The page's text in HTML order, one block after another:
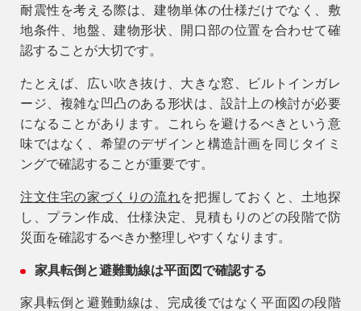
耐震性を考える際は、建物単体の仕様だけでなく、敷
地条件、地盤、建物形状、開口部の位置を合わせて確
認することが大切です。
たとえば、広い吹き抜け、大きな窓、ビルトインガレ
ージ、複雑な凹凸のある形状は、設計上の検討が必要
になることがあります。これらを避けるべきという意
味ではなく、希望のデザインと構造計画を同じタイミ
ングで確認することが重要です。
注文住宅の家づくりの流れを把握しておくと、土地探
し、プラン作成、仕様決定、見積もりのどの段階で防
災面を確認するべきか整理しやすくなります。
家具転倒と避難動線は平面図で確認する
家具転倒と避難動線は、完成後ではなく平面図の段階